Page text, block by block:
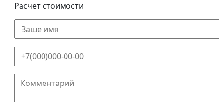
Расчет стоимости